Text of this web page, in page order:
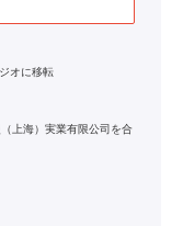
オに移転
上海）実業有限公司を合